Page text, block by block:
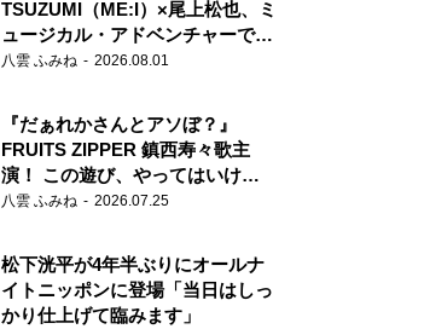
TSUZUMI（ME:I）×尾上松也、ミ
ュージカル・アドベンチャーで美
声を響かせる
八雲 ふみね 2026.08.01
『だぁれかさんとアソぼ？』
FRUITS ZIPPER 鎮西寿々歌主
演！ この遊び、やってはいけま
せん。
八雲 ふみね 2026.07.25
松下洸平が4年半ぶりにオールナ
イトニッポンに登場「当日はしっ
かり仕上げて臨みます」